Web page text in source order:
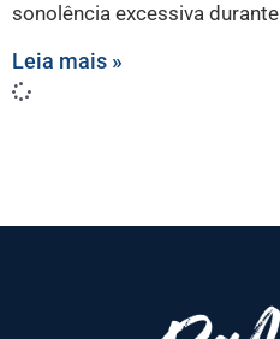
sonolência excessiva durante
Leia mais »